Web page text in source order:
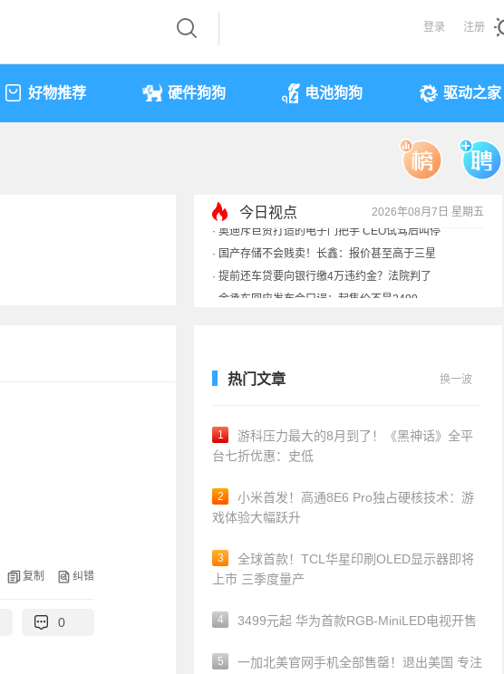
登录 注册
好物推荐 硬件狗狗 电池狗狗 驱动之家
今日视点 2026年08月7日 星期五
余承东回应发布会口误：起售价不是2499
奥迪斥巨资打造的电子门把手 CEO试驾后叫停
国产存储不会贱卖！长鑫：报价甚至高于三星
复制 纠错
0
热门文章 换一波
1
游科压力最大的8月到了！《黑神话》全平
台七折优惠：史低
2
小米首发！高通8E6 Pro独占硬核技术：游
戏体验大幅跃升
3
全球首款！TCL华星印刷OLED显示器即将
上市 三季度量产
4 3499元起 华为首款RGB-MiniLED电视开售
5
一加北美官网手机全部售罄！退出美国 专注